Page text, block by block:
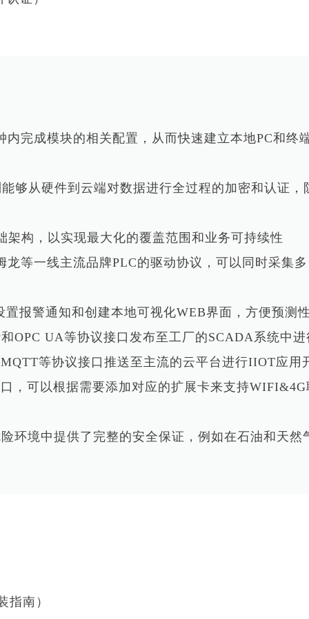
完成模块的相关配置，从而快速建立本地PC和终
够从硬件到云端对数据进行全过程的加密和认证，
构，以实现最大化的覆盖范围和业务可持续性
等一线主流品牌PLC的驱动协议，可以同时采集
报警通知和创建本地可视化WEB界面，方便预测
OPC UA等协议接口发布至工厂的SCADA系统中
等协议接口推送至主流的云平台进行IIOT应用
，可以根据需要添加对应的扩展卡来支持
环境中提供了完整的安全保证，例如在石油和天然
南）